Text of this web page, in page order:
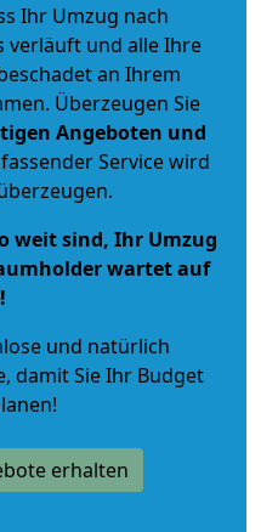
Ihr Umzug nach
verläuft und alle Ihre
an Ihrem
Überzeugen Sie
Angeboten und
Service wird
weit sind, Ihr Umzug
wartet auf
und natürlich
, damit Sie Ihr Budget
erhalten